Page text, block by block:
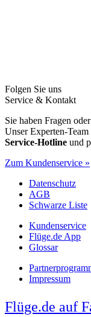
Folgen Sie uns
Service & Kontakt
Sie haben Fragen
Unser Experten-
Service-Hotline und
Zum Kundenservice »
Datenschutz
AGB
Schwarze Liste
Kundenservice
Flüge.de App
Glossar
Impressum
Flüge.de auf